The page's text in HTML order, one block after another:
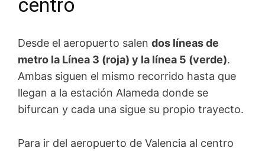
Desde el aeropuerto salen dos líneas de
metro la Línea 3 (roja) y la línea 5 (verde).
Ambas siguen el mismo recorrido hasta que
llegan a la estación Alameda donde se
bifurcan y cada una sigue su propio trayecto.
Para ir del aeropuerto de Valencia al centro